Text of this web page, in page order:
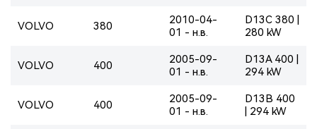
VOLVO 380
2010-04-
01 - н.в.
D13C 380 |
280 kW
VOLVO 400
2005-09-
01 - н.в.
D13A 400 |
294 kW
VOLVO 400
2005-09-
01 - н.в.
D13B 400
| 294 kW